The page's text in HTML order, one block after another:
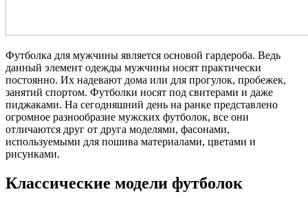
Футболка для мужчины является основой гардероба. Ведь
данный элемент одежды мужчины носят практически
постоянно. Их надевают дома или для прогулок, пробежек,
занятий спортом. Футболки носят под свитерами и даже
пиджаками. На сегодняшний день на ранке представлено
огромное разнообразие мужских футболок, все они
отличаются друг от друга моделями, фасонами,
используемыми для пошива материалами, цветами и
рисунками.
Классические модели футболок